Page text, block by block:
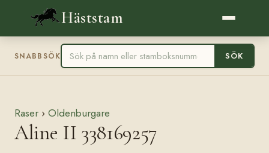
Häststam
SNABBSÖK SÖK
Raser › Oldenburgare
Aline II 338169257